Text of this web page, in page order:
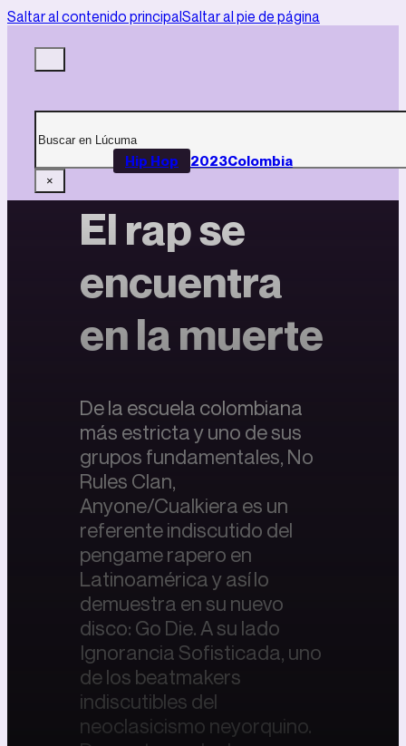
Saltar al contenido principalSaltar al pie de página
×
Hip Hop 2023Colombia
El rap se
encuentra
en la muerte
De la escuela colombiana
más estricta y uno de sus
grupos fundamentales, No
Rules Clan,
Anyone/Cualkiera es un
referente indiscutido del
pengame rapero en
Latinoamérica y así lo
demuestra en su nuevo
disco: Go Die. A su lado
Ignorancia Sofisticada, uno
de los beatmakers
indiscutibles del
neoclasicismo neyorquino.